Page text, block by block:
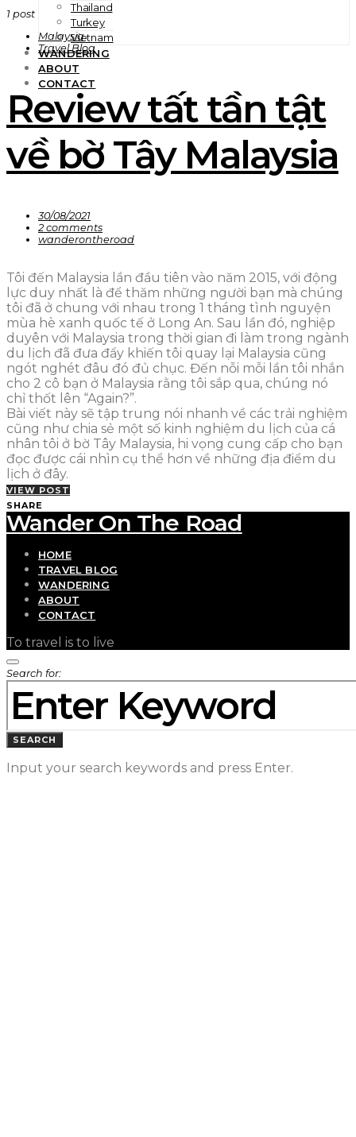
Thailand
Turkey
Vietnam
WANDERING
ABOUT
CONTACT
1 post
Malaysia
Travel Blog
Review tất tần tật
về bờ Tây Malaysia
30/08/2021
2 comments
wanderontheroad
Tôi đến Malaysia lần đầu tiên vào năm 2015, với động
lực duy nhất là để thăm những người bạn mà chúng
tôi đã ở chung với nhau trong 1 tháng tình nguyện
mùa hè xanh quốc tế ở Long An. Sau lần đó, nghiệp
duyên với Malaysia trong thời gian đi làm trong ngành
du lịch đã đưa đẩy khiến tôi quay lại Malaysia cũng
ngót nghét đâu đó đủ chục. Đến nỗi mỗi lần tôi nhắn
cho 2 cô bạn ở Malaysia rằng tôi sắp qua, chúng nó
chỉ thốt lên “Again?”.
Bài viết này sẽ tập trung nói nhanh về các trải nghiệm
cũng như chia sẻ một số kinh nghiệm du lịch của cá
nhân tôi ở bờ Tây Malaysia, hi vọng cung cấp cho bạn
đọc được cái nhìn cụ thể hơn về những địa điểm du
lịch ở đây.
VIEW POST
SHARE
Wander On The Road
HOME
TRAVEL BLOG
WANDERING
ABOUT
CONTACT
To travel is to live
Search for:
SEARCH
Input your search keywords and press Enter.